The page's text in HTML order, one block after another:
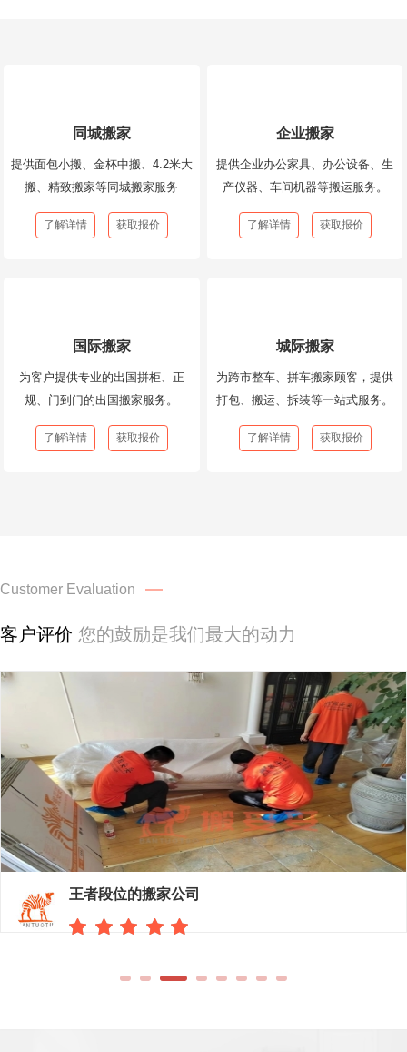
同城搬家
提供面包小搬、金杯中搬、4.2米大
搬、精致搬家等同城搬家服务
了解详情 获取报价
企业搬家
提供企业办公家具、办公设备、生
产仪器、车间机器等搬运服务。
了解详情 获取报价
国际搬家
为客户提供专业的出国拼柜、正
规、门到门的出国搬家服务。
了解详情 获取报价
城际搬家
为跨市整车、拼车搬家顾客，提供
打包、搬运、拆装等一站式服务。
了解详情 获取报价
Customer Evaluation
客户评价 您的鼓励是我们最大的动力
王者段位的搬家公司